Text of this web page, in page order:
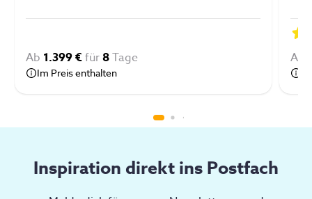
Ab 1.399 €für8Tage
Im Preis enthalten
Ab
Inspiration direkt ins Postfach